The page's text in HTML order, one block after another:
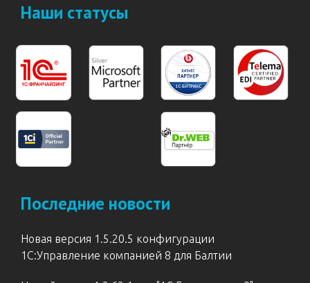
Наши статусы
Последние новости
Новая версия 1.5.20.5 конфигурации
1С:Управление компанией 8 для Балтии